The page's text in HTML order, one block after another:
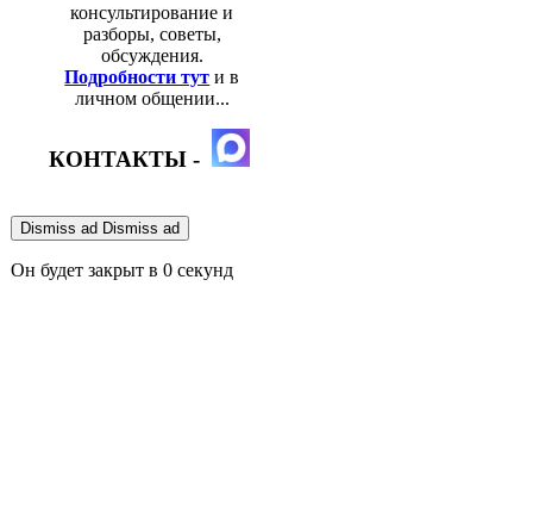
консультирование и
разборы, советы,
обсуждения.
Подробности тут и в
личном общении...
КОНТАКТЫ -
Dismiss ad Dismiss ad
Он будет закрыт в 0 секунд